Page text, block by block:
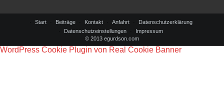
Start Beiträge Kontakt Anfahrt
Datenschutzerklärung
Datenschutzeinstellungen
Impressum
© 2013 egurdson.com
WordPress Cookie Plugin von Real Cookie Banner